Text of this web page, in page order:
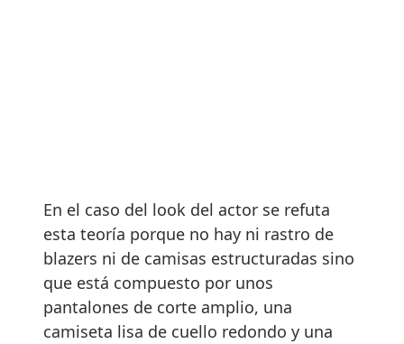
En el caso del look del actor se refuta
esta teoría porque no hay ni rastro de
blazers ni de camisas estructuradas sino
que está compuesto por unos
pantalones de corte amplio, una
camiseta lisa de cuello redondo y una